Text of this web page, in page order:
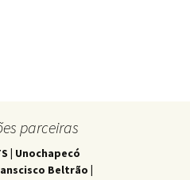
parceiras
| Unochapecó
Beltrão |